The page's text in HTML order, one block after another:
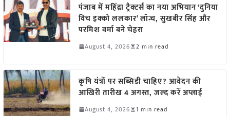
पंजाब में महिंद्रा ट्रैक्टर्स का नया अभियान ‘दुनिया
विच इक्को ललकार’ लॉन्च, सुखबीर सिंह और
परमिश वर्मा बने चेहरा
August 4, 2026 2 min read
कृषि यंत्रों पर सब्सिडी चाहिए? आवेदन की
आखिरी तारीख 4 अगस्त, जल्द करें अप्लाई
August 4, 2026 1 min read